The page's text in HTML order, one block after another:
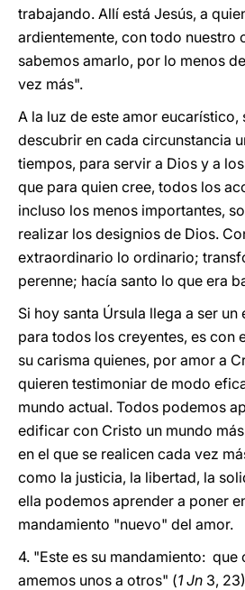
trabajando. Allí está Jesús, a
ardientemente, con todo nuestro
sabemos amarlo, por lo menos
vez más".
A la luz de este amor eucarístico,
descubrir en cada circunstancia
tiempos, para servir a Dios y a
que para quien cree, todos los
incluso los menos importantes,
realizar los designios de Dios.
extraordinario lo ordinario;
perenne; hacía santo lo que era
Si hoy santa Úrsula llega a ser
para todos los creyentes, es con
su carisma quienes, por amor a
quieren testimoniar de modo
mundo actual. Todos podemos
edificar con Cristo un mundo
en el que se realicen cada vez
como la justicia, la libertad, la
ella podemos aprender a poner
mandamiento "nuevo" del amor.
4. "Este es su mandamiento: que
amemos unos a otros" (1 Jn 3,